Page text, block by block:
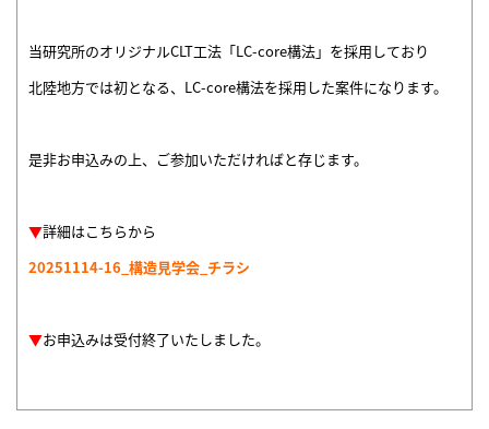
当研究所のオリジナルCLT工法「LC-core構法」を採用しており
北陸地方では初となる、LC-core構法を採用した案件になります。
是非お申込みの上、ご参加いただければと存じます。
▼詳細はこちらから
20251114-16_構造見学会_チラシ
▼お申込みは受付終了いたしました。